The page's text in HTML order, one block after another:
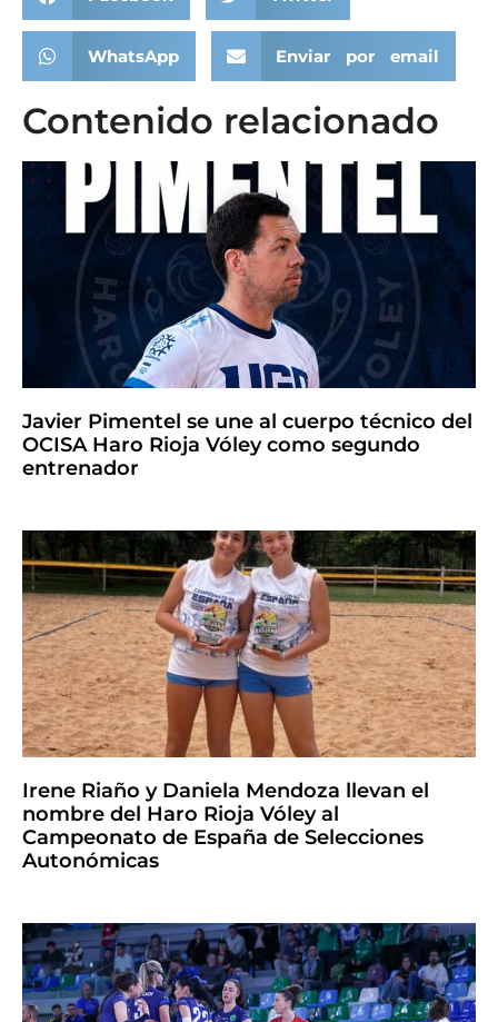
WhatsApp Enviar por email
Contenido relacionado
Javier Pimentel se une al cuerpo técnico del
OCISA Haro Rioja Vóley como segundo
entrenador
Irene Riaño y Daniela Mendoza llevan el
nombre del Haro Rioja Vóley al
Campeonato de España de Selecciones
Autonómicas